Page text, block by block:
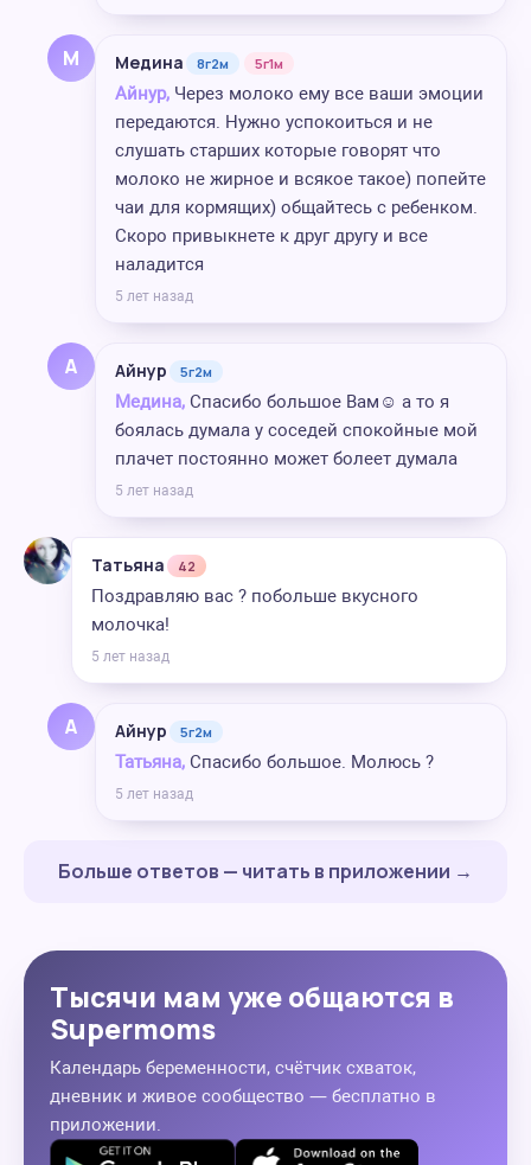
М Медина 8г2м 5г1м
Айнур, Через молоко ему все ваши эмоции
передаются. Нужно успокоиться и не
слушать старших которые говорят что
молоко не жирное и всякое такое) попейте
чаи для кормящих) общайтесь с ребенком.
Скоро привыкнете к друг другу и все
наладится
5 лет назад
А Айнур 5г2м
Медина, Спасибо большое Вам☺️ а то я
боялась думала у соседей спокойные мой
плачет постоянно может болеет думала
5 лет назад
Татьяна 42
Поздравляю вас ? побольше вкусного
молочка!
5 лет назад
А Айнур 5г2м
Татьяна, Спасибо большое. Молюсь ?
5 лет назад
Больше ответов — читать в приложении →
Тысячи мам уже общаются в
Supermoms
Календарь беременности, счётчик схваток,
дневник и живое сообщество — бесплатно в
приложении.